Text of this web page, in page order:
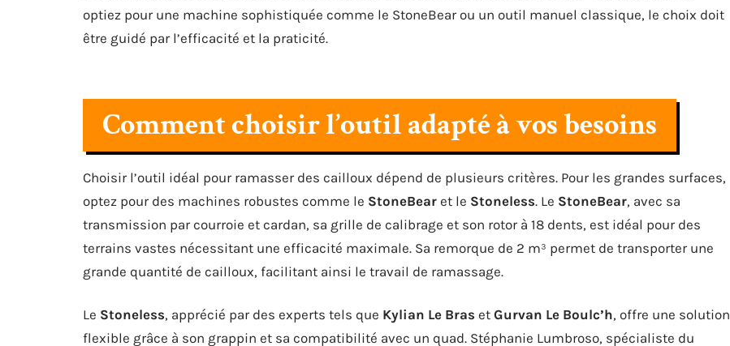
optiez pour une machine sophistiquée comme le StoneBear ou un outil manuel classique, le choix doit
être guidé par l’efficacité et la praticité.
Comment choisir l’outil adapté à vos besoins
Choisir l’outil idéal pour ramasser des cailloux dépend de plusieurs critères. Pour les grandes surfaces,
optez pour des machines robustes comme le StoneBear et le Stoneless. Le StoneBear, avec sa
transmission par courroie et cardan, sa grille de calibrage et son rotor à 18 dents, est idéal pour des
terrains vastes nécessitant une efficacité maximale. Sa remorque de 2 m³ permet de transporter une
grande quantité de cailloux, facilitant ainsi le travail de ramassage.
Le Stoneless, apprécié par des experts tels que Kylian Le Bras et Gurvan Le Boulc’h, offre une solution
flexible grâce à son grappin et sa compatibilité avec un quad. Stéphanie Lumbroso, spécialiste du